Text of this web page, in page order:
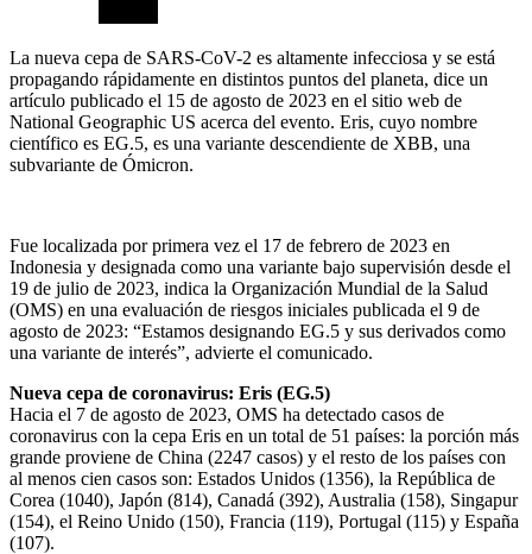
La nueva cepa de SARS-CoV-2 es altamente infecciosa y se está
propagando rápidamente en distintos puntos del planeta, dice un
artículo publicado el 15 de agosto de 2023 en el sitio web de
National Geographic US acerca del evento. Eris, cuyo nombre
científico es EG.5, es una variante descendiente de XBB, una
subvariante de Ómicron.
Fue localizada por primera vez el 17 de febrero de 2023 en
Indonesia y designada como una variante bajo supervisión desde el
19 de julio de 2023, indica la Organización Mundial de la Salud
(OMS) en una evaluación de riesgos iniciales publicada el 9 de
agosto de 2023: “Estamos designando EG.5 y sus derivados como
una variante de interés”, advierte el comunicado.
Nueva cepa de coronavirus: Eris (EG.5)
Hacia el 7 de agosto de 2023, OMS ha detectado casos de
coronavirus con la cepa Eris en un total de 51 países: la porción más
grande proviene de China (2247 casos) y el resto de los países con
al menos cien casos son: Estados Unidos (1356), la República de
Corea (1040), Japón (814), Canadá (392), Australia (158), Singapur
(154), el Reino Unido (150), Francia (119), Portugal (115) y España
(107).